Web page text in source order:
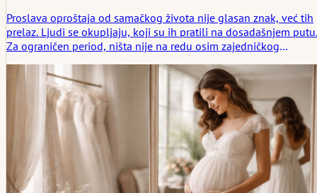
Proslava oproštaja od samačkog života nije glasan znak, već tih
prelaz. Ljudi se okupljaju, koji su ih pratili na dosadašnjem putu.
Za ograničen period, ništa nije na redu osim zajedničkog
za muškarce ili žene: Ključno je da prilika odgovara osobi. Tada
nastaje nešto svoje. Smireno. Održivo.